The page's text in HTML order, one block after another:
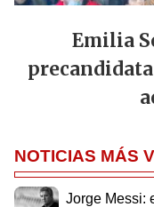
Emilia
NOTICIAS MÁS
Jorge Messi: